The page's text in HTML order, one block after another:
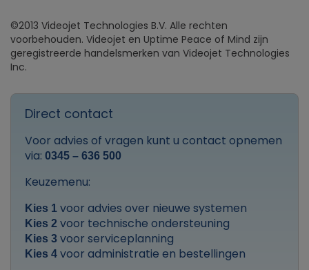
©2013 Videojet Technologies B.V. Alle rechten
voorbehouden. Videojet en Uptime Peace of Mind zijn
geregistreerde handelsmerken van Videojet Technologies
Inc.
Direct contact
Voor advies of vragen kunt u contact opnemen
via: 0345 – 636 500
Keuzemenu:
Kies 1 voor advies over nieuwe systemen
Kies 2 voor technische ondersteuning
Kies 3 voor serviceplanning
Kies 4 voor administratie en bestellingen